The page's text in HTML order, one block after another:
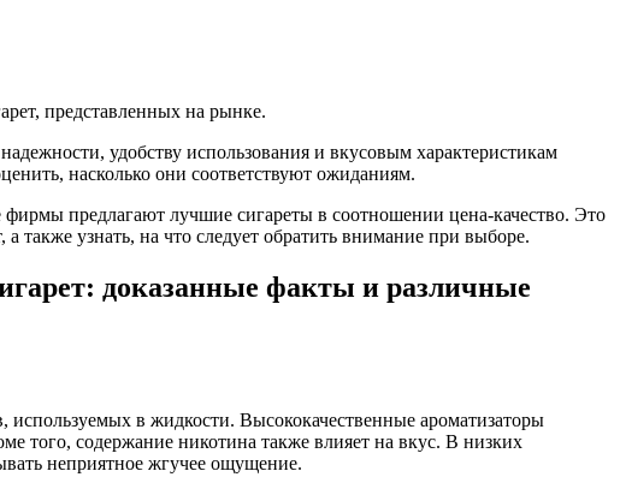
представленных на рынке.
удобству использования и вкусовым характеристикам
насколько они соответствуют ожиданиям.
предлагают лучшие сигареты в соотношении цена-качество. Это
также узнать, на что следует обратить внимание при выборе.
доказанные факты и различные
используемых в жидкости. Высококачественные ароматизаторы
того, содержание никотина также влияет на вкус. В низких
неприятное жгучее ощущение.